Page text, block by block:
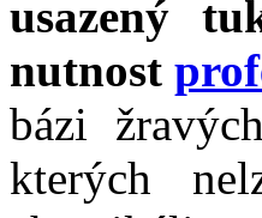
usazený
nutnost
bázi
kterých